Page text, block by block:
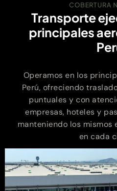
COBERTURA
Transporte
principales
Operamos en los
Perú, ofreciendo
puntuales y con
empresas, hoteles y
manteniendo los
en cada